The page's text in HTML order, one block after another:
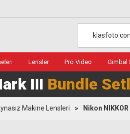
Lensler Pro Video Gimbal
III Bundle
Makine Lensleri Nikon